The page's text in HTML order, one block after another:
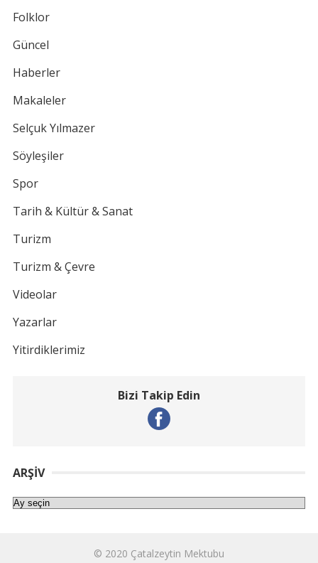
Folklor
Güncel
Haberler
Makaleler
Selçuk Yılmazer
Söyleşiler
Spor
Tarih & Kültür & Sanat
Turizm
Turizm & Çevre
Videolar
Yazarlar
Yitirdiklerimiz
Bizi Takip Edin
ARŞIV
Arşiv
© 2020 Çatalzeytin Mektubu